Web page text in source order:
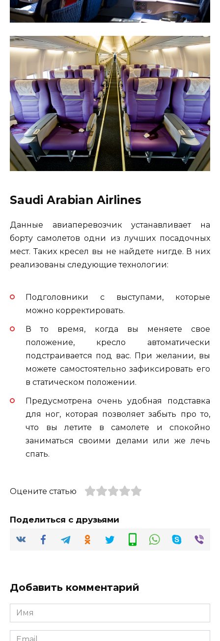
Saudi Arabian Airlines
Данные авиаперевозчик устанавливает на
борту самолетов одни из лучших посадочных
мест. Таких кресел вы не найдете нигде. В них
реализованы следующие технологии:
Подголовники с выступами, которые
можно корректировать.
В то время, когда вы меняете свое
положение, кресло автоматически
подстраивается под вас. При желании, вы
можете самостоятельно зафиксировать его
в статическом положении.
Предусмотрена очень удобная подставка
для ног, которая позволяет забыть про то,
что вы летите в самолете и спокойно
заниматься своими делами или же лечь
спать.
Оцените статью
Поделиться с друзьями
Добавить комментарий
Имя
*
Email